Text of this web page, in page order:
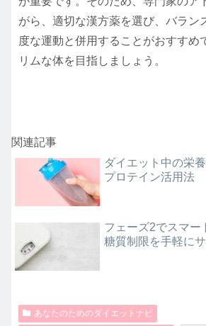
がら、適切な漢方薬を選び、バラン
度な運動と併用することがおすすめ
リムな体を目指しましょう。
関連記事
ダイエット中の栄
プロテイン活用法
フェーズ2でスマー
糖質制限を手軽に
あなたのためのダイエットナビ